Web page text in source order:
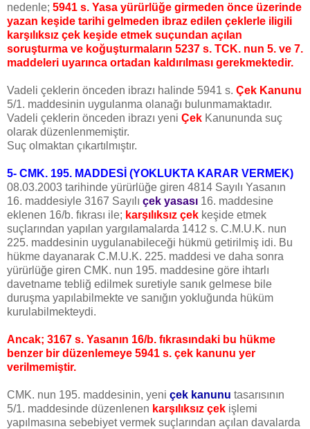
nedenle; 5941 s. Yasa yürürlüğe girmeden önce üzerinde
yazan keşide tarihi gelmeden ibraz edilen çeklerle iligili
karşılıksız çek keşide etmek suçundan açılan
soruşturma ve koğuşturmaların 5237 s. TCK. nun 5. ve 7.
maddeleri uyarınca ortadan kaldırılması gerekmektedir.
Vadeli çeklerin önceden ibrazı halinde 5941 s. Çek Kanunu
5/1. maddesinin uygulanma olanağı bulunmamaktadır.
Vadeli çeklerin önceden ibrazı yeni Çek Kanununda suç
olarak düzenlenmemiştir.
Suç olmaktan çıkartılmıştır.
5- CMK. 195. MADDESİ (YOKLUKTA KARAR VERMEK)
08.03.2003 tarihinde yürürlüğe giren 4814 Sayılı Yasanın
16. maddesiyle 3167 Sayılı çek yasası 16. maddesine
eklenen 16/b. fıkrası ile; karşılıksız çek keşide etmek
suçlarından yapılan yargılamalarda 1412 s. C.M.U.K. nun
225. maddesinin uygulanabileceği hükmü getirilmiş idi. Bu
hükme dayanarak C.M.U.K. 225. maddesi ve daha sonra
yürürlüğe giren CMK. nun 195. maddesine göre ihtarlı
davetname tebliğ edilmek suretiyle sanık gelmese bile
duruşma yapılabilmekte ve sanığın yokluğunda hüküm
kurulabilmekteydi.
Ancak; 3167 s. Yasanın 16/b. fıkrasındaki bu hükme
benzer bir düzenlemeye 5941 s. çek kanunu yer
verilmemiştir.
CMK. nun 195. maddesinin, yeni çek kanunu tasarısının
5/1. maddesinde düzenlenen karşılıksız çek işlemi
yapılmasına sebebiyet vermek suçlarından açılan davalarda